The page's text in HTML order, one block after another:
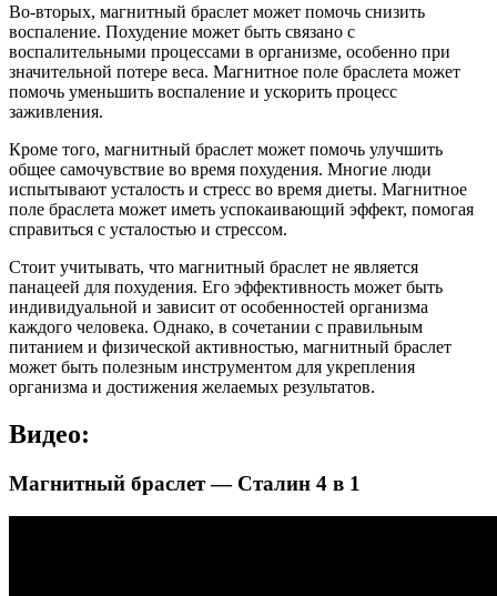
Во-вторых, магнитный браслет может помочь снизить
воспаление. Похудение может быть связано с
воспалительными процессами в организме, особенно при
значительной потере веса. Магнитное поле браслета может
помочь уменьшить воспаление и ускорить процесс
заживления.
Кроме того, магнитный браслет может помочь улучшить
общее самочувствие во время похудения. Многие люди
испытывают усталость и стресс во время диеты. Магнитное
поле браслета может иметь успокаивающий эффект, помогая
справиться с усталостью и стрессом.
Стоит учитывать, что магнитный браслет не является
панацеей для похудения. Его эффективность может быть
индивидуальной и зависит от особенностей организма
каждого человека. Однако, в сочетании с правильным
питанием и физической активностью, магнитный браслет
может быть полезным инструментом для укрепления
организма и достижения желаемых результатов.
Видео:
Магнитный браслет — Сталин 4 в 1